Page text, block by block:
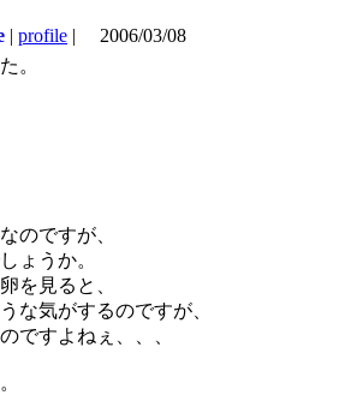
| profile |
2006/03/08
。
のですが、
ょうか。
を見ると、
な気がするのですが、
ですよねぇ、、、